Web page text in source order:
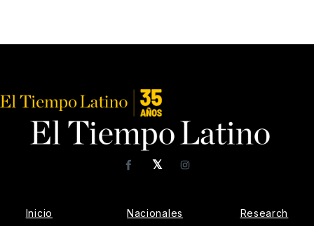
𝕏
FacebookInstagram
Inicio Nacionales Research